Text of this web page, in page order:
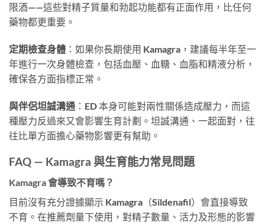
限酒——這些對精子質量和勃起功能都有正面作用，比任何
藥物都更重要。
定期檢查身體 ：如果你長期使用 Kamagra，建議每半年至一
年進行一次身體檢查，包括血壓、血糖、血脂和精液分析，
確保各方面指標正常。
與伴侶坦誠溝通 ：ED 本身可能對兩性關係造成壓力，而這
種壓力反過來又會影響生育計劃。坦誠溝通、一起面對，往
往比單方面擔心藥物影響更有幫助。
FAQ — Kamagra 與生育能力常見問題
Kamagra 會導致不育嗎？
目前沒有充分證據顯示 Kamagra（Sildenafil）會直接導致
不育。在推薦劑量下使用，對精子數量、活力及形態的影響